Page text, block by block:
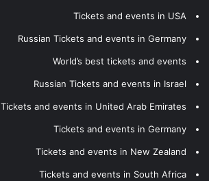
Tickets and events in USA
Russian Tickets and events in Germany
World’s best tickets and events
Russian Tickets and events in Israel
Tickets and events in United Arab Emirates
Tickets and events in Germany
Tickets and events in New Zealand
Tickets and events in South Africa